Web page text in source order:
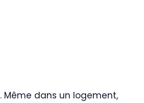
. Même dans un logement,